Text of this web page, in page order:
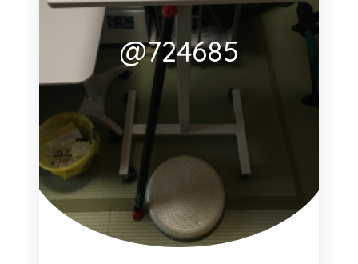
@724685